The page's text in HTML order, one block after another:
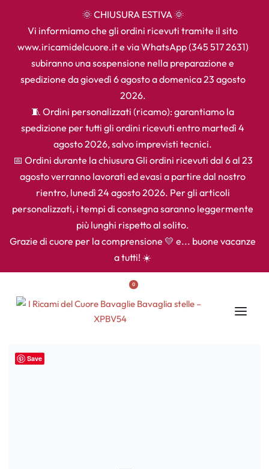
🌞 CHIUSURA ESTIVA 🌞
Vi informiamo che gli ordini ricevuti tramite il sito
www.iricamidelcuore.it e via WhatsApp (345 517 2631)
subiranno una sospensione nella preparazione e
spedizione da giovedì 6 agosto a domenica 23 agosto
2026.
🧵 Ordini personalizzati (ricamo): garantiamo la
spedizione per tutti gli ordini ricevuti entro martedì 4
agosto 2026, salvo imprevisti tecnici.
📅 Ordini durante la chiusura Gli ordini ricevuti dal 6 al 23
agosto verranno lavorati ed evasi a partire dal nostro
rientro, lunedì 24 agosto 2026. Per gli articoli
personalizzati, i tempi di consegna saranno leggermente
più lunghi rispetto al solito.
Grazie di cuore per la comprensione 💛 e... buone vacanze
a tutti! ☀️
0
Save